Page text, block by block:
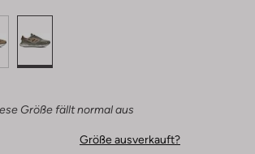
Größe fällt normal aus
Größe ausverkauft?